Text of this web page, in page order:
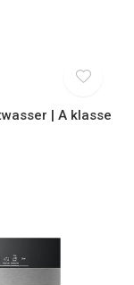
| A klasse